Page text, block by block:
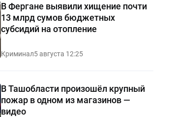
В Фергане выявили хищение почти
13 млрд сумов бюджетных
субсидий на отопление
Криминал5 августа 12:25
В Ташобласти произошёл крупный
пожар в одном из магазинов —
видео